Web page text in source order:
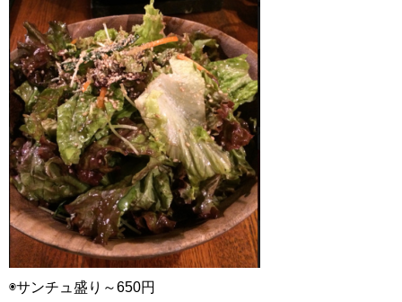
◉サンチュ盛り～650円